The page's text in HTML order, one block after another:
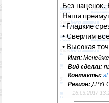
Без наценок.
Наши
• Гладкие
• Сверлим
• Высокая
Имя:
Вид сделки:
Контакты:
Регион:
16.03.2017